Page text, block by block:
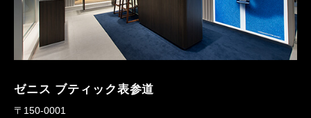
ゼニス ブティック表参道
〒150-0001